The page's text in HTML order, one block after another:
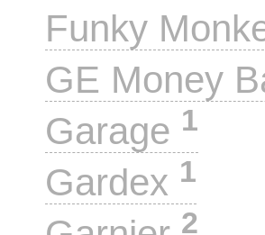
Funky
GE Money
Garage 1
Gardex 1
2